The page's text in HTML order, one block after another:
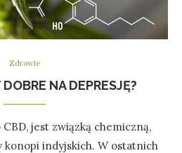
Zdrowie
NA DEPRESJĘ?
jest związką chemiczną,
indyjskich. W ostatnich